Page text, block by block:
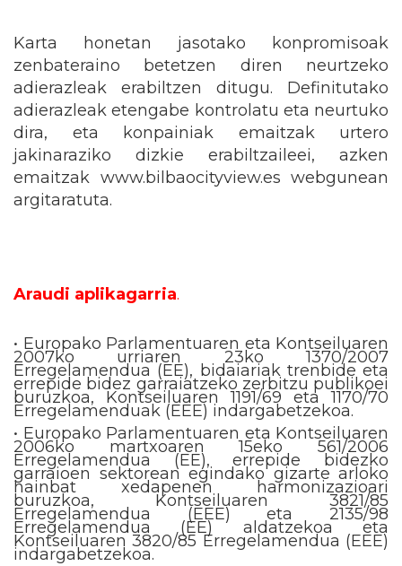
Karta honetan jasotako konpromisoak
zenbateraino betetzen diren neurtzeko
adierazleak erabiltzen ditugu. Definitutako
adierazleak etengabe kontrolatu eta neurtuko
dira, eta konpainiak emaitzak urtero
jakinaraziko dizkie erabiltzaileei, azken
emaitzak www.bilbaocityview.es webgunean
argitaratuta.
Araudi aplikagarria.
• Europako Parlamentuaren eta Kontseiluaren
2007ko urriaren 23ko 1370/2007
Erregelamendua (EE), bidaiariak trenbide eta
errepide bidez garraiatzeko zerbitzu publikoei
buruzkoa, Kontseiluaren 1191/69 eta 1170/70
Erregelamenduak (EEE) indargabetzekoa.
• Europako Parlamentuaren eta Kontseiluaren
2006ko martxoaren 15eko 561/2006
Erregelamendua (EE), errepide bidezko
garraioen sektorean egindako gizarte arloko
hainbat xedapenen harmonizazioari
buruzkoa, Kontseiluaren 3821/85
Erregelamendua (EEE) eta 2135/98
Erregelamendua (EE) aldatzekoa eta
Kontseiluaren 3820/85 Erregelamendua (EEE)
indargabetzekoa.